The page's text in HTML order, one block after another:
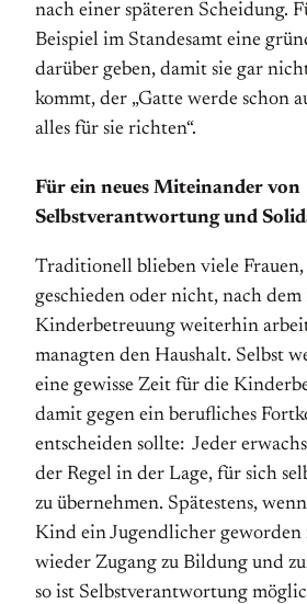
nach einer späteren Scheidung.
Beispiel im Standesamt eine
darüber geben, damit sie gar
kommt, der „Gatte werde schon
alles für sie richten“.
Für ein neues Miteinander von
Selbstverantwortung und
Traditionell blieben viele Frauen,
geschieden oder nicht, nach dem
Kinderbetreuung weiterhin
managten den Haushalt. Selbst
eine gewisse Zeit für die
damit gegen ein berufliches
entscheiden sollte: Jeder
der Regel in der Lage, für sich
zu übernehmen. Spätestens,
Kind ein Jugendlicher geworden
wieder Zugang zu Bildung und
so ist Selbstverantwortung